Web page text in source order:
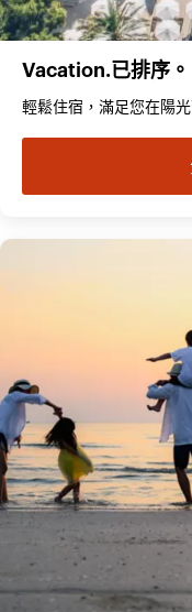
Vacation.已排序。
輕鬆住宿，滿足您在陽